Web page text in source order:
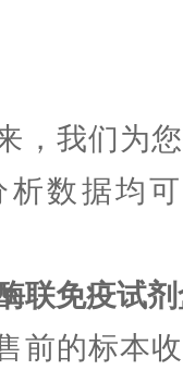
，我们为
数据均
联免疫试
前的标本